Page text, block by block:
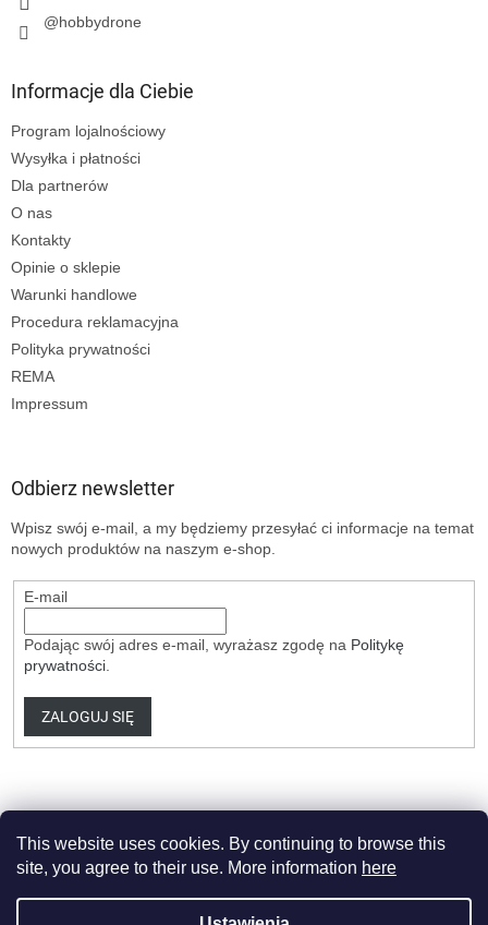
This website uses cookies. By continuing to browse this
site, you agree to their use. More information here
@hobbydrone
Informacje dla Ciebie
Program lojalnościowy
Wysyłka i płatności
Dla partnerów
O nas
Kontakty
Opinie o sklepie
Warunki handlowe
Procedura reklamacyjna
Polityka prywatności
REMA
Impressum
Odbierz newsletter
Wpisz swój e-mail, a my będziemy przesyłać ci informacje na temat
nowych produktów na naszym e-shop.
E-mail
Podając swój adres e-mail, wyrażasz zgodę na Politykę
prywatności.
ZALOGUJ SIĘ